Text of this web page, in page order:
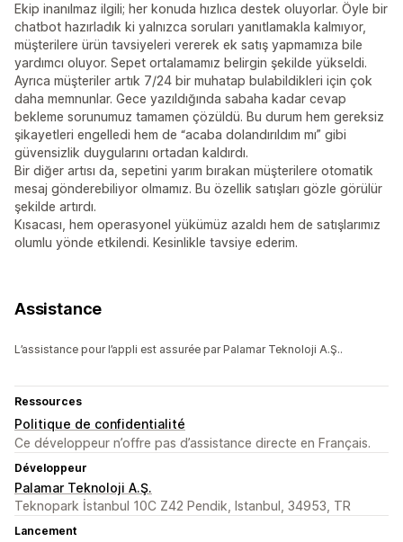
Ekip inanılmaz ilgili; her konuda hızlıca destek oluyorlar. Öyle bir
chatbot hazırladık ki yalnızca soruları yanıtlamakla kalmıyor,
müşterilere ürün tavsiyeleri vererek ek satış yapmamıza bile
yardımcı oluyor. Sepet ortalamamız belirgin şekilde yükseldi.
Ayrıca müşteriler artık 7/24 bir muhatap bulabildikleri için çok
daha memnunlar. Gece yazıldığında sabaha kadar cevap
bekleme sorunumuz tamamen çözüldü. Bu durum hem gereksiz
şikayetleri engelledi hem de “acaba dolandırıldım mı” gibi
güvensizlik duygularını ortadan kaldırdı.
Bir diğer artısı da, sepetini yarım bırakan müşterilere otomatik
mesaj gönderebiliyor olmamız. Bu özellik satışları gözle görülür
şekilde artırdı.
Kısacası, hem operasyonel yükümüz azaldı hem de satışlarımız
olumlu yönde etkilendi. Kesinlikle tavsiye ederim.
Assistance
L’assistance pour l’appli est assurée par Palamar Teknoloji A.Ş..
Ressources
Politique de confidentialité
Ce développeur n’offre pas d’assistance directe en Français.
Développeur
Palamar Teknoloji A.Ş.
Teknopark İstanbul 10C Z42 Pendik, Istanbul, 34953, TR
Lancement